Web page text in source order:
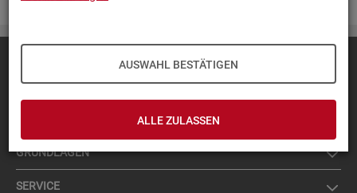
AUSWAHL BESTÄTIGEN
ALLE ZULASSEN
TOP-PRO­DUK­TE
IN­TER­AK­TI­VE STA­TIS­TI­KEN
GRUND­LA­GEN
SER­VICE